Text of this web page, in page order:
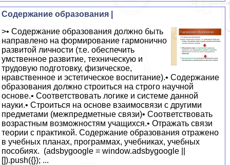
Содержание образования |
>• Содержание образования должно быть
направлено на формирование гармонично
развитой личности (т.е. обеспечить
умственное развитие, техническую и
трудовую подготовку, физическое,
нравственное и эстетическое воспитание).• Содержание
образования должно строиться на строго научной
основе.• Соответствовать логике и системе данной
науки.• Строиться на основе взаимосвязи с другими
предметами (межпредметные связи)• Соответствовать
возрастным возможностям учащихся.• Отражать связи
теории с практикой. Содержание образования отражено
в учебных планах, программах, учебниках, учебных
пособиях. (adsbygoogle = window.adsbygoogle ||
[]).push({}); ...